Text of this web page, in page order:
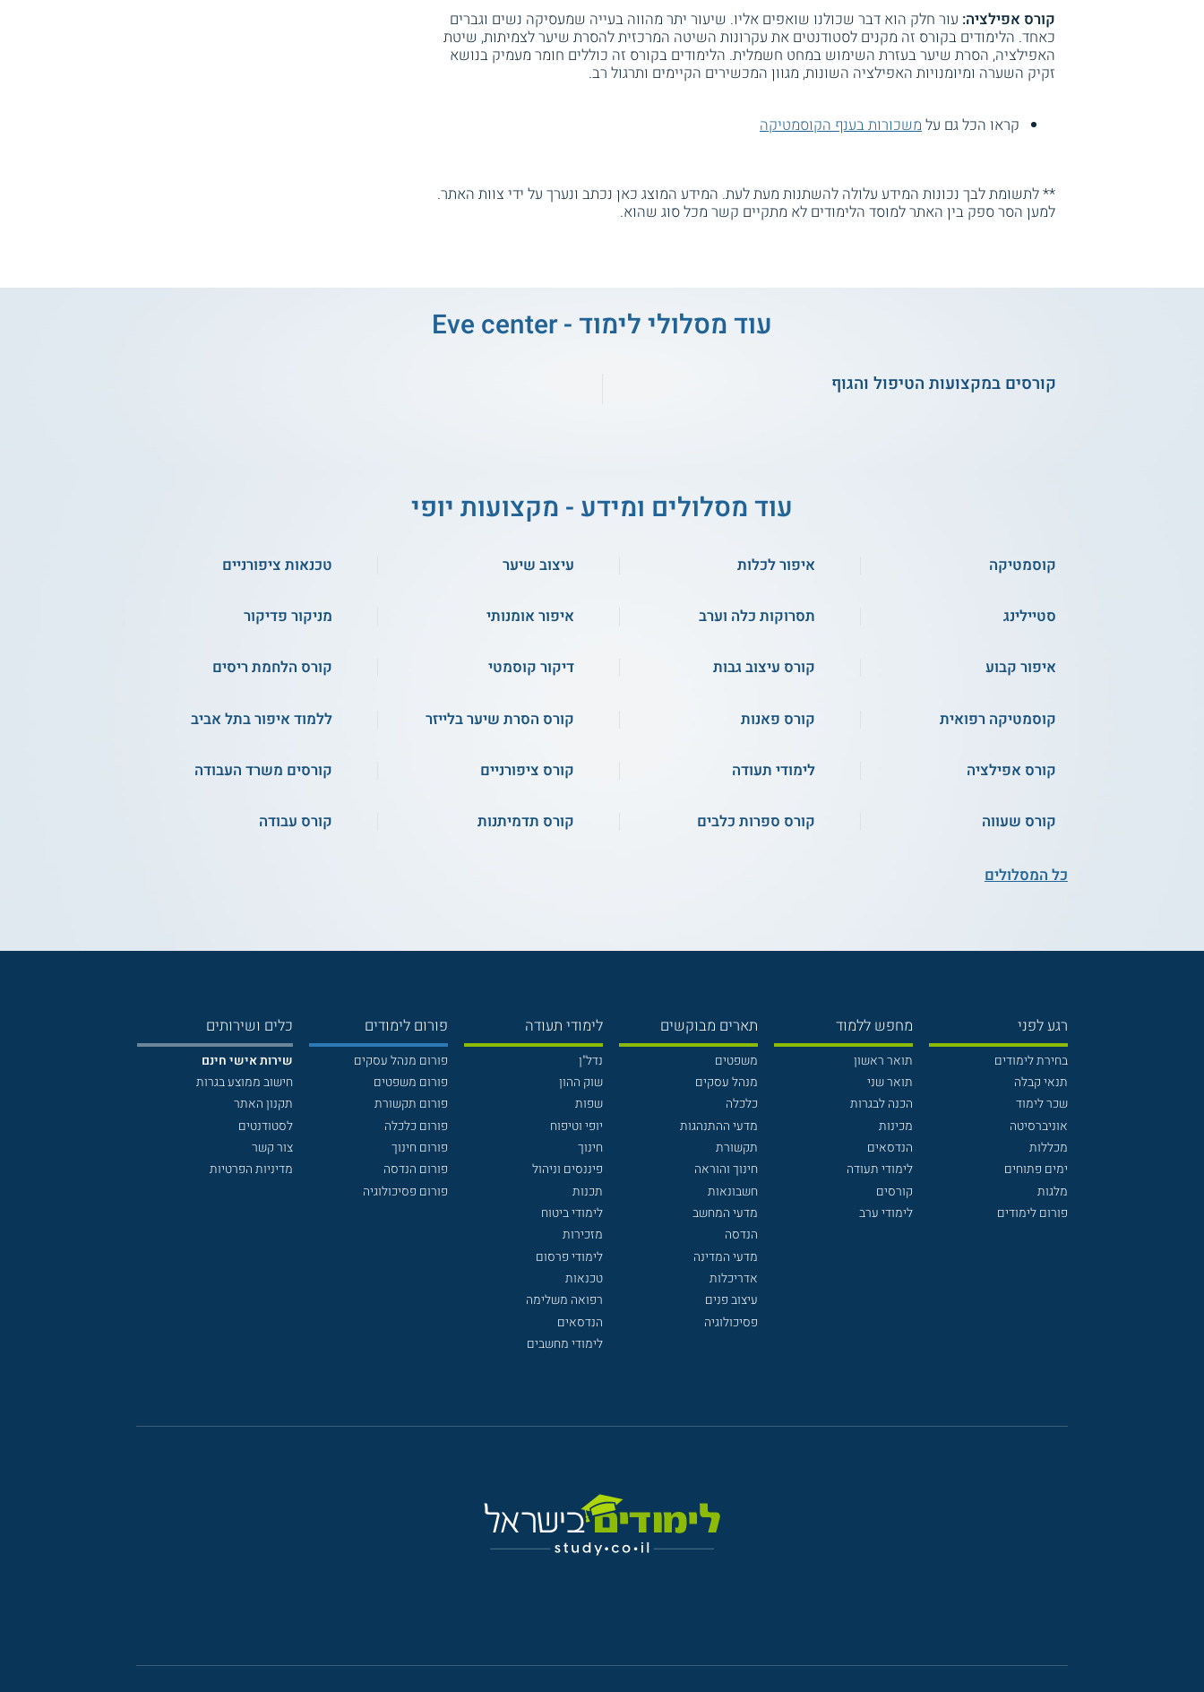
קורס אפילציה: עור חלק הוא דבר שכולנו שואפים אליו. שיעור יתר מהווה בעייה שמעסיקה נשים וגברים
כאחד. הלימודים בקורס זה מקנים לסטודנטים את עקרונות השיטה המרכזית להסרת שיער לצמיתות, שיטת
האפילציה, הסרת שיער בעזרת השימוש במחט חשמלית. הלימודים בקורס זה כוללים חומר מעמיק בנושא
זקיק השערה ומיומנויות האפילציה השונות, מגוון המכשירים הקיימים ותרגול רב.
קראו הכל גם עלמשכורות בענף הקוסמטיקה
** לתשומת לבך נכונות המידע עלולה להשתנות מעת לעת. המידע המוצג כאן נכתב ונערך על ידי צוות האתר.
למען הסר ספק בין האתר למוסד הלימודים לא מתקיים קשר מכל סוג שהוא.
עוד מסלולי לימוד - Eve center
קורסים במקצועות הטיפול והגוף
עוד מסלולים ומידע - מקצועות יופי
קוסמטיקה איפור לכלות עיצוב שיער טכנאות ציפורניים
סטיילינג תסרוקות כלה וערב איפור אומנותי מניקור פדיקור
איפור קבוע קורס עיצוב גבות דיקור קוסמטי קורס הלחמת ריסים
קוסמטיקה רפואית קורס פאנות קורס הסרת שיער בלייזר ללמוד איפור בתל אביב
קורס אפילציה לימודי תעודה קורס ציפורניים קורסים משרד העבודה
קורס שעווה קורס ספרות כלבים קורס תדמיתנות קורס עבודה
כל המסלולים
רגע לפני
בחירת לימודים
תנאי קבלה
שכר לימוד
אוניברסיטה
מכללות
ימים פתוחים
מלגות
פורום לימודים
מחפש ללמוד
תואר ראשון
תואר שני
הכנה לבגרות
מכינות
הנדסאים
לימודי תעודה
קורסים
לימודי ערב
תארים מבוקשים
משפטים
מנהל עסקים
כלכלה
מדעי ההתנהגות
תקשורת
חינוך והוראה
חשבונאות
מדעי המחשב
הנדסה
מדעי המדינה
אדריכלות
עיצוב פנים
פסיכולוגיה
לימודי תעודה
נדל"ן
שוק ההון
שפות
יופי וטיפוח
חינוך
פיננסים וניהול
תכנות
לימודי ביטוח
מזכירות
לימודי פרסום
טכנאות
רפואה משלימה
הנדסאים
לימודי מחשבים
פורום לימודים
פורום מנהל עסקים
פורום משפטים
פורום תקשורת
פורום כלכלה
פורום חינוך
פורום הנדסה
פורום פסיכולוגיה
כלים ושירותים
שירות אישי חינם
חישוב ממוצע בגרות
תקנון האתר
לסטודנטים
צור קשר
מדיניות הפרטיות